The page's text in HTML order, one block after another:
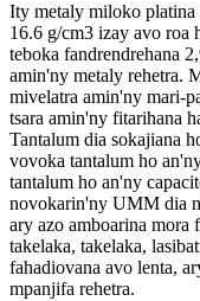
Ity metaly miloko
16.6 g/cm3 izay avo roa
teboka fandrendrehana
amin'ny metaly rehetra.
mivelatra amin'ny mari-
tsara amin'ny fitarihana
Tantalum dia sokajiana
vovoka tantalum ho
tantalum ho an'ny
novokarin'ny UMM dia
ary azo amboarina mora
takelaka, takelaka,
fahadiovana avo lenta,
mpanjifa rehetra.